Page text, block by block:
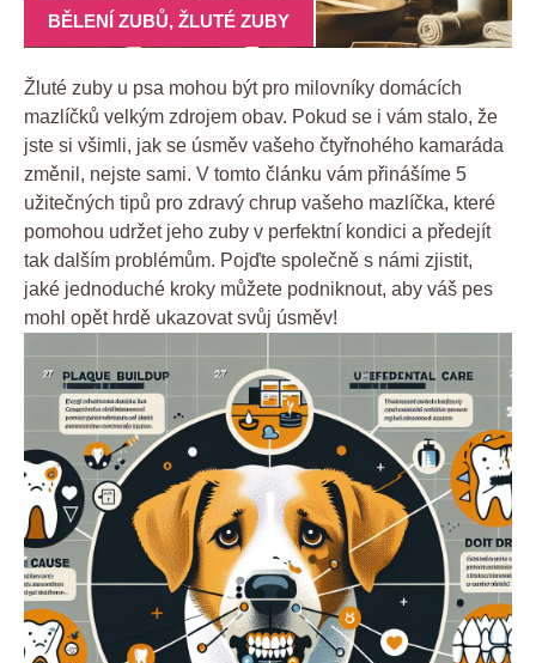
BĚLENÍ ZUBŮ, ŽLUTÉ ZUBY
Žluté zuby u psa mohou být pro milovníky domácích
mazlíčků velkým zdrojem obav. Pokud se i vám stalo, že
jste si všimli, jak se úsměv vašeho čtyřnohého kamaráda
změnil, nejste sami. V tomto článku vám přinášíme 5
užitečných tipů pro zdravý chrup vašeho mazlíčka, které
pomohou udržet jeho zuby v perfektní kondici a předejít
tak dalším problémům. Pojďte společně s námi zjistit,
jaké jednoduché kroky můžete podniknout, aby váš pes
mohl opět hrdě ukazovat svůj úsměv!